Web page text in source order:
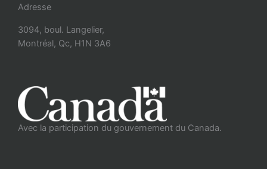
Adresse
3094, boul. Langelier,
Montréal, Qc, H1N 3A6
Avec la participation du gouvernement du Canada.